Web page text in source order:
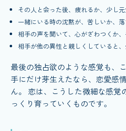
その人と会った後、疲れるか、少し
一緒にいる時の沈黙が、苦しいか、
相手の声を聞いて、心がざわつくか
相手が他の異性と親しくしていると
最後の独占欲のような感覚も、
手にだけ芽生えたなら、恋愛感
ん。 恋は、こうした微細な感覚
っくり育っていくものです。